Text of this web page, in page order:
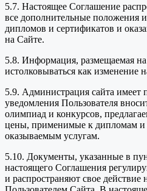
5.7. Настоящее Соглашение
все дополнительные положения
дипломов и сертификатов и
на Сайте.
5.8. Информация, размещаемая
истолковываться как изменение
5.9. Администрация сайта имеет
уведомления Пользователя
олимпиад и конкурсов,
цены, применимые к дипломам и
оказываемым услугам.
5.10. Документы, указанные в
настоящего Соглашения
и распространяют свое действие